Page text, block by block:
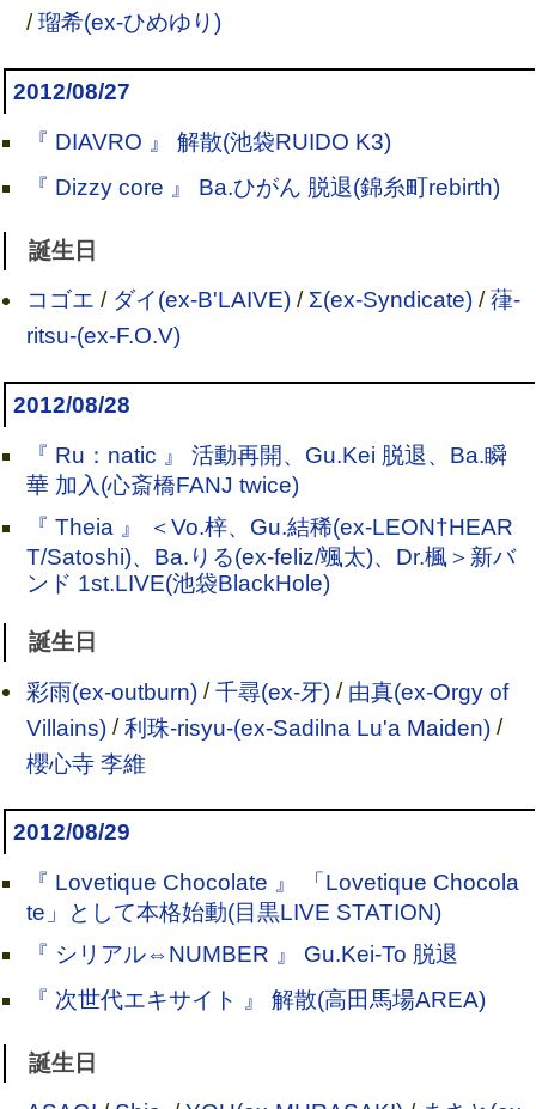
/瑠希(ex-ひめゆり)
2012/08/27
『 DIAVRO 』 解散(池袋RUIDO K3)
『 Dizzy core 』 Ba.ひがん 脱退(錦糸町rebirth)
誕生日
コゴエ / ダイ(ex-B'LAIVE)/ Σ(ex-Syndicate)/葎-
ritsu-(ex-F.O.V)
2012/08/28
『 Ru：natic 』 活動再開、Gu.Kei 脱退、Ba.瞬
華 加入(心斎橋FANJ twice)
『 Theia 』 ＜Vo.梓、Gu.結稀(ex-LEON†HEAR
T/Satoshi)、Ba.りる(ex-feliz/颯太)、Dr.楓＞新バ
ンド 1st.LIVE(池袋BlackHole)
誕生日
彩雨(ex-outburn)/千尋(ex-牙)/ 由真(ex-Orgy of
Villains)/利珠-risyu-(ex-Sadilna Lu'a Maiden)/
櫻心寺 李維
2012/08/29
『 Lovetique Chocolate 』 「Lovetique Chocola
te」として本格始動(目黒LIVE STATION)
『 シリアル⇔NUMBER 』 Gu.Kei-To 脱退
『 次世代エキサイト 』 解散(高田馬場AREA)
誕生日